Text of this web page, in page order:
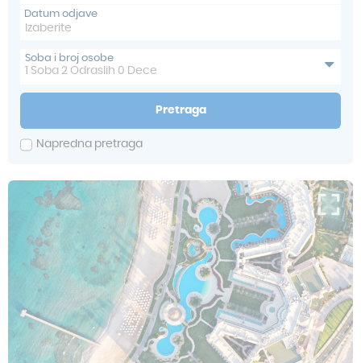
Datum odjave
Soba i broj osobe
Soba 2 Odraslih 0 Dece
Pretraga
Napredna pretraga